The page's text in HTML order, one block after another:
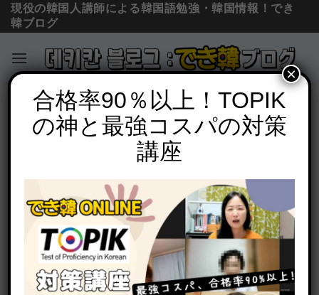
Skip
content
現役の韓国人講師による韓国語勉強・韓国情報！でき
韓ブログ
発音クリニック
パッチムㄴ ㅁ ㅇとㅔ ㅐの発音の違いと
仕方を教えてください【韓国語 発音】
POSTED ON2020年9月2日 BY でき韓 パク先生
合格率90％以上！TOPIK
の神と最強コスパの対策
講座
×